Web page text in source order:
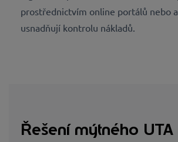
prostřednictvím online portálů nebo
usnadňují kontrolu nákladů.
Řešení mýtného UTA